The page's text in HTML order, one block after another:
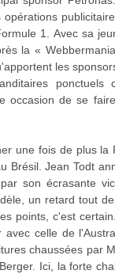
1. Avec sa
la «
les
occasion de se
une fois de plus
Brésil. Jean Todt
son écrasante
un retard tout
points, c'est
celle de
chaussées par
Ici, la forte